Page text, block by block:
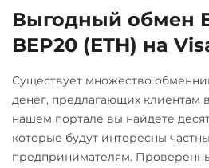
Выгодный обмен
BEP20 (ETH) на
Существует множество
денег, предлагающих клиентам
нашем портале вы найдете
которые будут интересны
предпринимателям.